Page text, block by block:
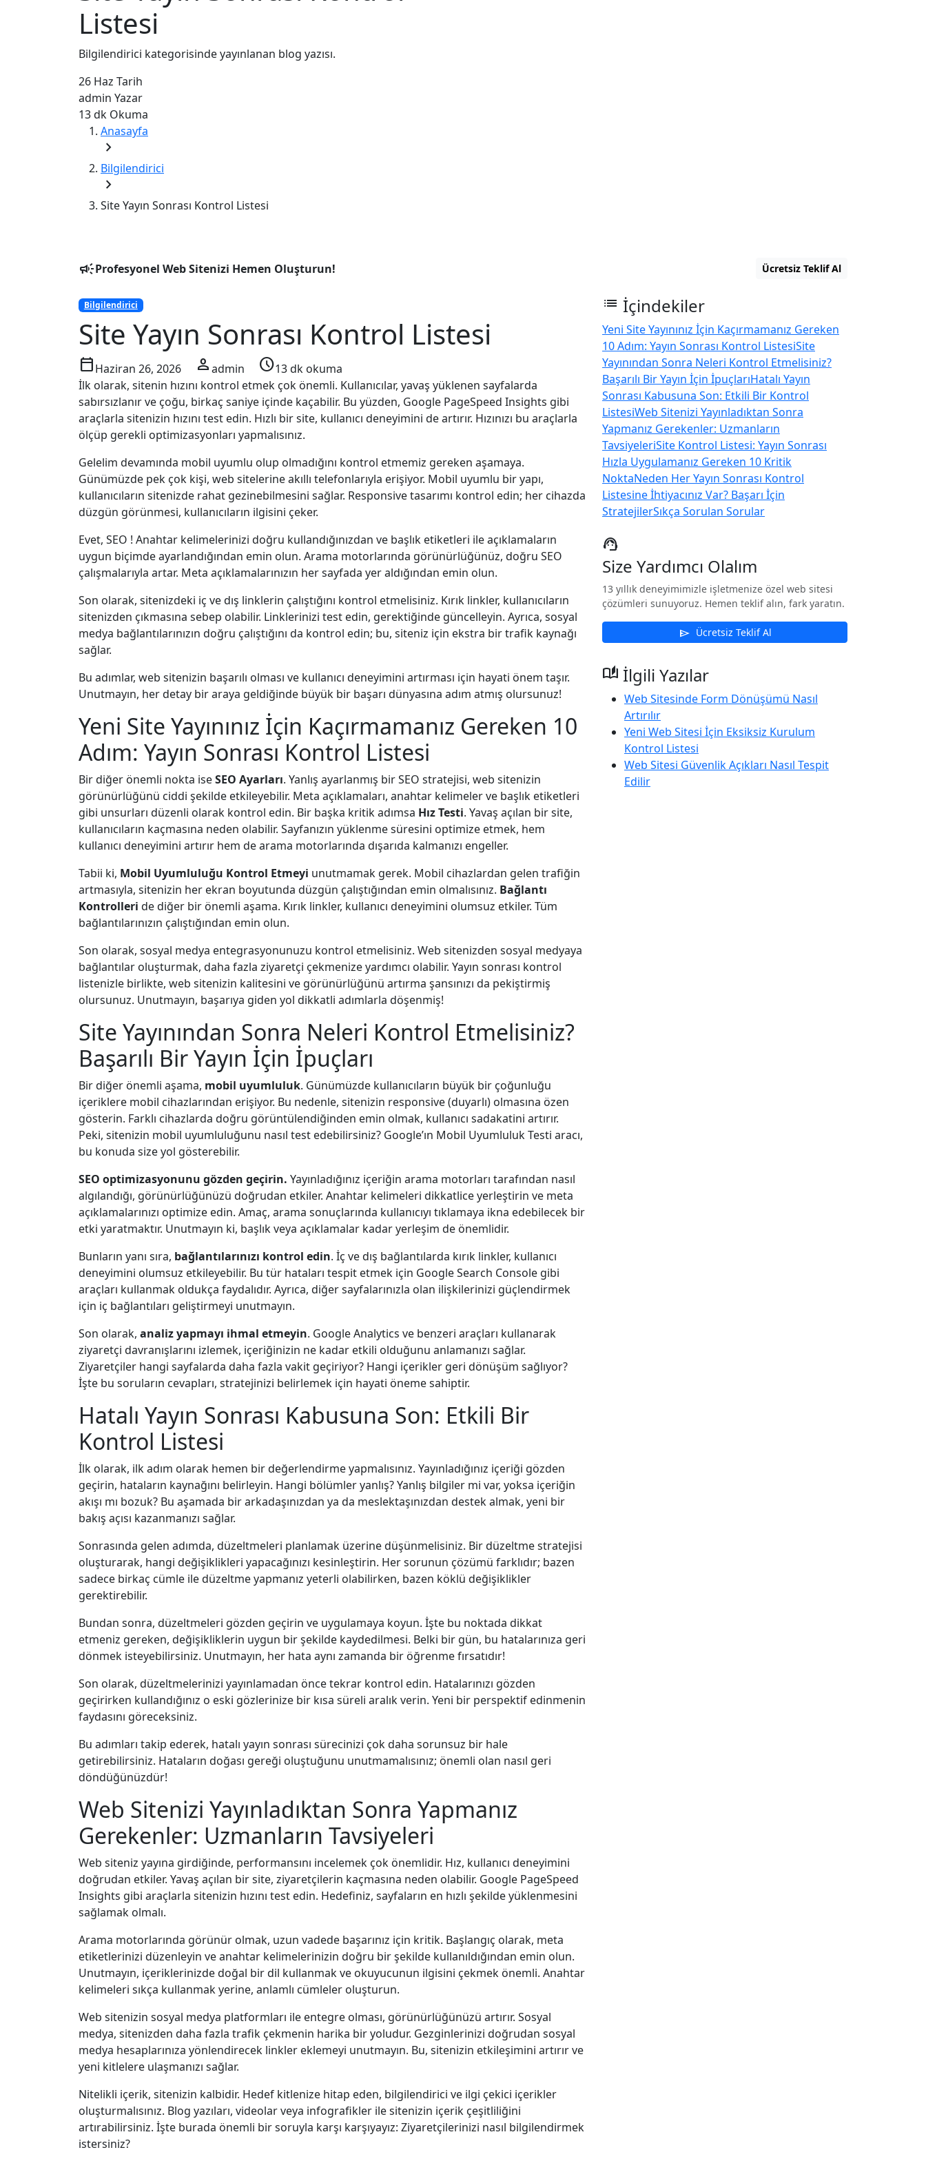
Listesi
Bilgilendirici kategorisinde yayınlanan blog yazısı.
26 Haz Tarih
admin Yazar
13 dk Okuma
Anasayfa
chevron_right
Bilgilendirici
chevron_right
Site Yayın Sonrası Kontrol Listesi
campaignProfesyonel Web Sitenizi Hemen Oluşturun! Ücretsiz Teklif Al
Bilgilendirici
Site Yayın Sonrası Kontrol Listesi
calendar_todayHaziran 26, 2026 personadmin schedule13 dk okuma
İlk olarak, sitenin hızını kontrol etmek çok önemli. Kullanıcılar, yavaş yüklenen sayfalarda
sabırsızlanır ve çoğu, birkaç saniye içinde kaçabilir. Bu yüzden, Google PageSpeed Insights gibi
araçlarla sitenizin hızını test edin. Hızlı bir site, kullanıcı deneyimini de artırır. Hızınızı bu araçlarla
ölçüp gerekli optimizasyonları yapmalısınız.
Gelelim devamında mobil uyumlu olup olmadığını kontrol etmemiz gereken aşamaya.
Günümüzde pek çok kişi, web sitelerine akıllı telefonlarıyla erişiyor. Mobil uyumlu bir yapı,
kullanıcıların sitenizde rahat gezinebilmesini sağlar. Responsive tasarımı kontrol edin; her cihazda
düzgün görünmesi, kullanıcıların ilgisini çeker.
Evet, SEO ! Anahtar kelimelerinizi doğru kullandığınızdan ve başlık etiketleri ile açıklamaların
uygun biçimde ayarlandığından emin olun. Arama motorlarında görünürlüğünüz, doğru SEO
çalışmalarıyla artar. Meta açıklamalarınızın her sayfada yer aldığından emin olun.
Son olarak, sitenizdeki iç ve dış linklerin çalıştığını kontrol etmelisiniz. Kırık linkler, kullanıcıların
sitenizden çıkmasına sebep olabilir. Linklerinizi test edin, gerektiğinde güncelleyin. Ayrıca, sosyal
medya bağlantılarınızın doğru çalıştığını da kontrol edin; bu, siteniz için ekstra bir trafik kaynağı
sağlar.
Bu adımlar, web sitenizin başarılı olması ve kullanıcı deneyimini artırması için hayati önem taşır.
Unutmayın, her detay bir araya geldiğinde büyük bir başarı dünyasına adım atmış olursunuz!
Yeni Site Yayınınız İçin Kaçırmamanız Gereken 10
Adım: Yayın Sonrası Kontrol Listesi
Bir diğer önemli nokta iseSEO Ayarları. Yanlış ayarlanmış bir SEO stratejisi, web sitenizin
görünürlüğünü ciddi şekilde etkileyebilir. Meta açıklamaları, anahtar kelimeler ve başlık etiketleri
gibi unsurları düzenli olarak kontrol edin. Bir başka kritik adımsa Hız Testi. Yavaş açılan bir site,
kullanıcıların kaçmasına neden olabilir. Sayfanızın yüklenme süresini optimize etmek, hem
kullanıcı deneyimini artırır hem de arama motorlarında dışarıda kalmanızı engeller.
Tabii ki, Mobil Uyumluluğu Kontrol Etmeyi unutmamak gerek. Mobil cihazlardan gelen trafiğin
artmasıyla, sitenizin her ekran boyutunda düzgün çalıştığından emin olmalısınız. Bağlantı
Kontrolleri de diğer bir önemli aşama. Kırık linkler, kullanıcı deneyimini olumsuz etkiler. Tüm
bağlantılarınızın çalıştığından emin olun.
Son olarak, sosyal medya entegrasyonunuzu kontrol etmelisiniz. Web sitenizden sosyal medyaya
bağlantılar oluşturmak, daha fazla ziyaretçi çekmenize yardımcı olabilir. Yayın sonrası kontrol
listenizle birlikte, web sitenizin kalitesini ve görünürlüğünü artırma şansınızı da pekiştirmiş
olursunuz. Unutmayın, başarıya giden yol dikkatli adımlarla döşenmiş!
Site Yayınından Sonra Neleri Kontrol Etmelisiniz?
Başarılı Bir Yayın İçin İpuçları
Bir diğer önemli aşama, mobil uyumluluk. Günümüzde kullanıcıların büyük bir çoğunluğu
içeriklere mobil cihazlarından erişiyor. Bu nedenle, sitenizin responsive (duyarlı) olmasına özen
gösterin. Farklı cihazlarda doğru görüntülendiğinden emin olmak, kullanıcı sadakatini artırır.
Peki, sitenizin mobil uyumluluğunu nasıl test edebilirsiniz? Google’ın Mobil Uyumluluk Testi aracı,
bu konuda size yol gösterebilir.
SEO optimizasyonunu gözden geçirin. Yayınladığınız içeriğin arama motorları tarafından nasıl
algılandığı, görünürlüğünüzü doğrudan etkiler. Anahtar kelimeleri dikkatlice yerleştirin ve meta
açıklamalarınızı optimize edin. Amaç, arama sonuçlarında kullanıcıyı tıklamaya ikna edebilecek bir
etki yaratmaktır. Unutmayın ki, başlık veya açıklamalar kadar yerleşim de önemlidir.
Bunların yanı sıra, bağlantılarınızı kontrol edin. İç ve dış bağlantılarda kırık linkler, kullanıcı
deneyimini olumsuz etkileyebilir. Bu tür hataları tespit etmek için Google Search Console gibi
araçları kullanmak oldukça faydalıdır. Ayrıca, diğer sayfalarınızla olan ilişkilerinizi güçlendirmek
için iç bağlantıları geliştirmeyi unutmayın.
Son olarak, analiz yapmayı ihmal etmeyin. Google Analytics ve benzeri araçları kullanarak
ziyaretçi davranışlarını izlemek, içeriğinizin ne kadar etkili olduğunu anlamanızı sağlar.
Ziyaretçiler hangi sayfalarda daha fazla vakit geçiriyor? Hangi içerikler geri dönüşüm sağlıyor?
İşte bu soruların cevapları, stratejinizi belirlemek için hayati öneme sahiptir.
Hatalı Yayın Sonrası Kabusuna Son: Etkili Bir
Kontrol Listesi
İlk olarak, ilk adım olarak hemen bir değerlendirme yapmalısınız. Yayınladığınız içeriği gözden
geçirin, hataların kaynağını belirleyin. Hangi bölümler yanlış? Yanlış bilgiler mi var, yoksa içeriğin
akışı mı bozuk? Bu aşamada bir arkadaşınızdan ya da meslektaşınızdan destek almak, yeni bir
bakış açısı kazanmanızı sağlar.
Sonrasında gelen adımda, düzeltmeleri planlamak üzerine düşünmelisiniz. Bir düzeltme stratejisi
oluşturarak, hangi değişiklikleri yapacağınızı kesinleştirin. Her sorunun çözümü farklıdır; bazen
sadece birkaç cümle ile düzeltme yapmanız yeterli olabilirken, bazen köklü değişiklikler
gerektirebilir.
Bundan sonra, düzeltmeleri gözden geçirin ve uygulamaya koyun. İşte bu noktada dikkat
etmeniz gereken, değişikliklerin uygun bir şekilde kaydedilmesi. Belki bir gün, bu hatalarınıza geri
dönmek isteyebilirsiniz. Unutmayın, her hata aynı zamanda bir öğrenme fırsatıdır!
Son olarak, düzeltmelerinizi yayınlamadan önce tekrar kontrol edin. Hatalarınızı gözden
geçirirken kullandığınız o eski gözlerinize bir kısa süreli aralık verin. Yeni bir perspektif edinmenin
faydasını göreceksiniz.
Bu adımları takip ederek, hatalı yayın sonrası sürecinizi çok daha sorunsuz bir hale
getirebilirsiniz. Hataların doğası gereği oluştuğunu unutmamalısınız; önemli olan nasıl geri
döndüğünüzdür!
Web Sitenizi Yayınladıktan Sonra Yapmanız
Gerekenler: Uzmanların Tavsiyeleri
Web siteniz yayına girdiğinde, performansını incelemek çok önemlidir. Hız, kullanıcı deneyimini
doğrudan etkiler. Yavaş açılan bir site, ziyaretçilerin kaçmasına neden olabilir. Google PageSpeed
Insights gibi araçlarla sitenizin hızını test edin. Hedefiniz, sayfaların en hızlı şekilde yüklenmesini
sağlamak olmalı.
Arama motorlarında görünür olmak, uzun vadede başarınız için kritik. Başlangıç olarak, meta
etiketlerinizi düzenleyin ve anahtar kelimelerinizin doğru bir şekilde kullanıldığından emin olun.
Unutmayın, içeriklerinizde doğal bir dil kullanmak ve okuyucunun ilgisini çekmek önemli. Anahtar
kelimeleri sıkça kullanmak yerine, anlamlı cümleler oluşturun.
Web sitenizin sosyal medya platformları ile entegre olması, görünürlüğünüzü artırır. Sosyal
medya, sitenizden daha fazla trafik çekmenin harika bir yoludur. Gezginlerinizi doğrudan sosyal
medya hesaplarınıza yönlendirecek linkler eklemeyi unutmayın. Bu, sitenizin etkileşimini artırır ve
yeni kitlelere ulaşmanızı sağlar.
Nitelikli içerik, sitenizin kalbidir. Hedef kitlenize hitap eden, bilgilendirici ve ilgi çekici içerikler
oluşturmalısınız. Blog yazıları, videolar veya infografikler ile sitenizin içerik çeşitliliğini
artırabilirsiniz. İşte burada önemli bir soruyla karşı karşıyayız: Ziyaretçilerinizi nasıl bilgilendirmek
istersiniz?
list İçindekiler
Yeni Site Yayınınız İçin Kaçırmamanız Gereken
10 Adım: Yayın Sonrası Kontrol ListesiSite
Yayınından Sonra Neleri Kontrol Etmelisiniz?
Başarılı Bir Yayın İçin İpuçlarıHatalı Yayın
Sonrası Kabusuna Son: Etkili Bir Kontrol
ListesiWeb Sitenizi Yayınladıktan Sonra
Yapmanız Gerekenler: Uzmanların
TavsiyeleriSite Kontrol Listesi: Yayın Sonrası
Hızla Uygulamanız Gereken 10 Kritik
NoktaNeden Her Yayın Sonrası Kontrol
Listesine İhtiyacınız Var? Başarı İçin
StratejilerSıkça Sorulan Sorular
support_agent
Size Yardımcı Olalım
13 yıllık deneyimimizle işletmenize özel web sitesi
çözümleri sunuyoruz. Hemen teklif alın, fark yaratın.
send Ücretsiz Teklif Al
auto_stories İlgili Yazılar
Web Sitesinde Form Dönüşümü Nasıl
Artırılır
Yeni Web Sitesi İçin Eksiksiz Kurulum
Kontrol Listesi
Web Sitesi Güvenlik Açıkları Nasıl Tespit
Edilir